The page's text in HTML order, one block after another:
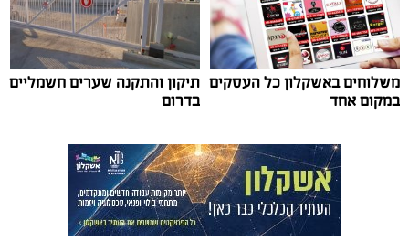
משלוחים באשקלון כל העסקים
במקום אחד
תיקון והתקנה שערים חשמליים
בדרום